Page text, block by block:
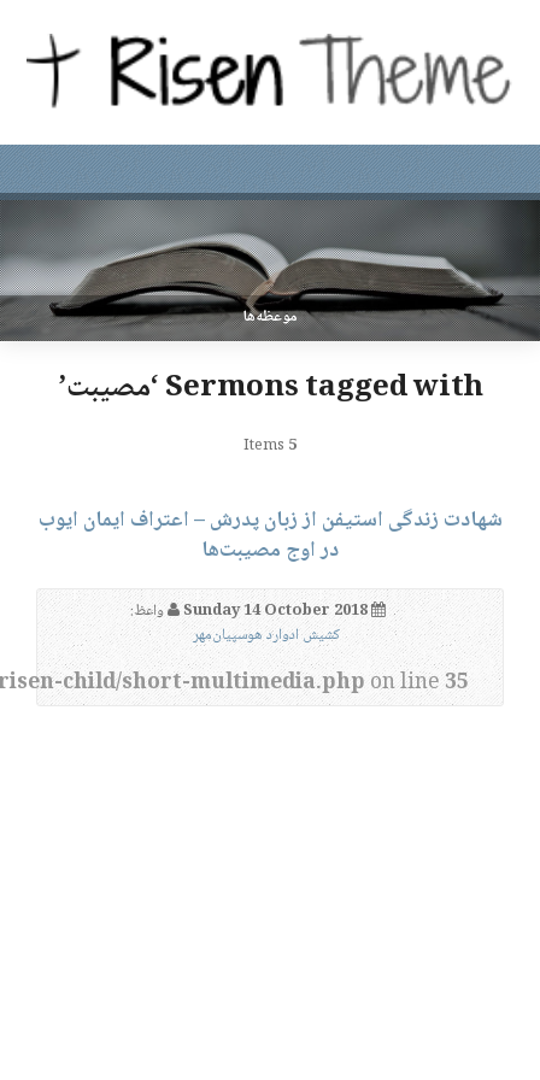
موعظه‌ها
Sermons tagged with ‘مصیبت’
5
شهادت زندگی استیفن از زبان پدرش – اعتراف ایمان ایوب
در اوج مصیبت‌ها
Sunday 14 October 2018
واعظ:
کشیش ادوارد هوسپیان‌مهر
child/short-multimedia.php on line 35